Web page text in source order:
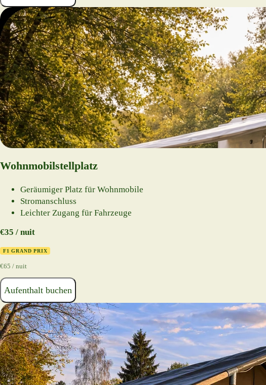
Wohnmobilstellplatz
Geräumiger Platz für Wohnmobile
Stromanschluss
Leichter Zugang für Fahrzeuge
€35 / nuit
F1 GRAND PRIX
€65 / nuit
Aufenthalt buchen